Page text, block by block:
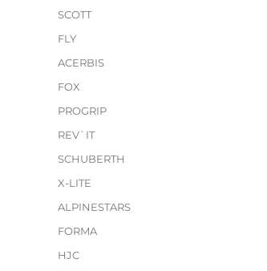
SCOTT
FLY
ACERBIS
FOX
PROGRIP
REV`IT
SCHUBERTH
X-LITE
ALPINESTARS
FORMA
HJC